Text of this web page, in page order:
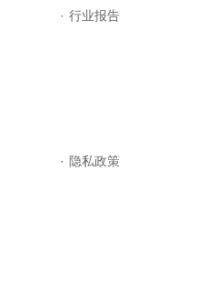
· 行业报告
· 隐私政策